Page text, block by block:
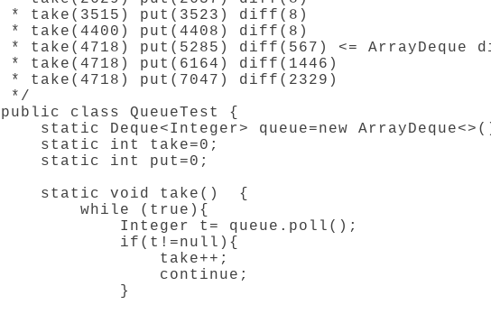
* take(3515) put(3523) diff(8)
* take(4400) put(4408) diff(8)
* take(4718) put(5285) diff(567) <= ArrayDeque
* take(4718) put(6164) diff(1446)
* take(4718) put(7047) diff(2329)
*/
public class QueueTest {
static Deque<Integer> queue=new
    static int take=0;
    static int put=0;
    static void take()  {
        while (true){
            Integer t= queue.poll();
            if(t!=null){
                take++;
                continue;
            }